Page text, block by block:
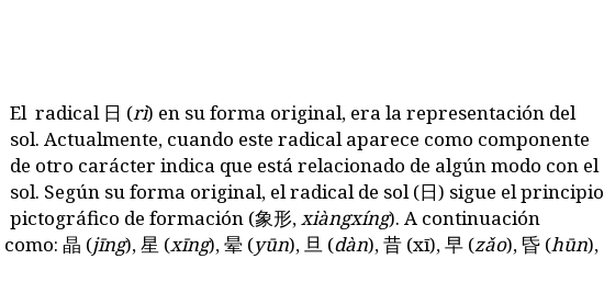
El radical 日 (rì) en su forma original, era la representación del
sol. Actualmente, cuando este radical aparece como componente
de otro carácter indica que está relacionado de algún modo con el
sol. Según su forma original, el radical de sol (日) sigue el principio
pictográfico de formación (象形,xiàngxíng). A continuación
晶 (jīng),星 (xīng),晕 (yūn),旦 (dàn),昔 (xī),早 (zǎo),昏 (hūn),